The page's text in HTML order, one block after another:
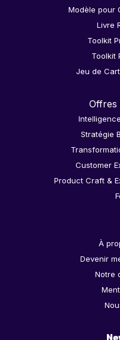
Modèle pour
Livre
Toolkit
Toolkit
Jeu de
Offres
Stratégie
Customer
Product Craft &
À
Devenir
Notre